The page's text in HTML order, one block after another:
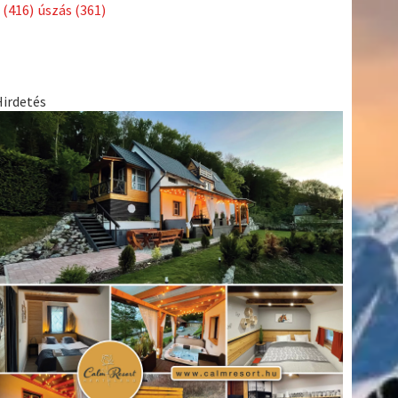
Címkék
asztalitenisz(130)atlétika (144)autosport
Tímea(240)Bajnokok Ligája(168) Birkózás(143) Bécs(214)
egészség (530) Európabajnokság(173)ferrari(139)
forma 1 (1165)Futball(760)futás(305)
Hosszú
Katinka(186)hungaroring(181)Jégkorong(148)kajakkenu
(138)karate(168)kickbox(204)kosárlabda(166)kézilabda
(448)Lewis Hamilton(168)magyar labdarúgóválogatott(148)
Mercedes(244)motorsport (153)Opel Dakar Team(132)Rali
Világbajnokság(122)Rendezvény(142)rio 2016(373)sport
(438)
Sportime Magazin(128)szabadidősport(316)Szalay
Balázs(126)tenisz(416)táplálkozás(155)utazás(126)
Video(247)világbajnokság (162)Világkupa(129)vitorlázás
(222)vívás(174)vízilabda(197)Érdi Mária(130)életmód